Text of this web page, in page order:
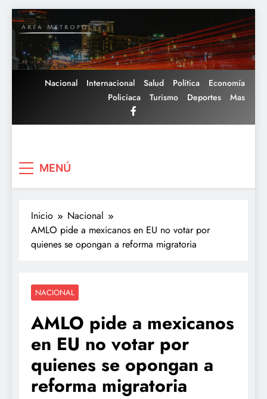
Saltar
al
contenido
Nacional Internacional Salud Política
Economía
Policiaca
Turismo Deportes Mas
MENÚ
Inicio
Nacional
AMLO pide a mexicanos en EU no votar por
quienes se opongan a reforma migratoria
NACIONAL
AMLO pide a mexicanos
en EU no votar por
quienes se opongan a
reforma migratoria